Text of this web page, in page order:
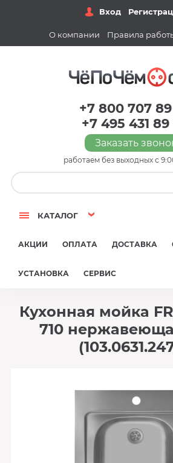
Вход
О компании Правила
+7 800 707
+7 495 431
Заказать
работаем без выходных с
КАТАЛОГ
АКЦИИ ОПЛАТА ДОСТАВКА
УСТАНОВКА СЕРВИС
Кухонная мойка
710